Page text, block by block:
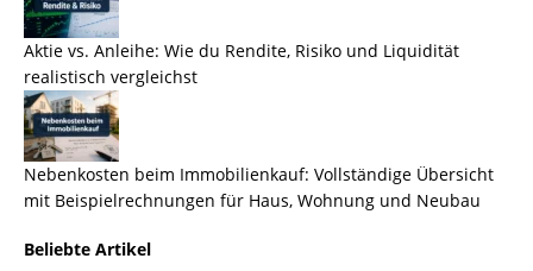
Aktie vs. Anleihe: Wie du Rendite, Risiko und Liquidität
realistisch vergleichst
Nebenkosten beim Immobilienkauf: Vollständige Übersicht
mit Beispielrechnungen für Haus, Wohnung und Neubau
Beliebte Artikel